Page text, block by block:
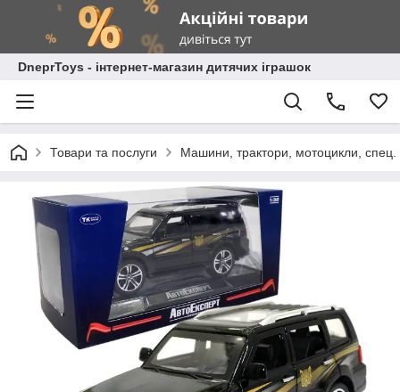
DneprToys - інтернет-магазин дитячих іграшок
Товари та послуги Машини, трактори, мотоцикли, спец.